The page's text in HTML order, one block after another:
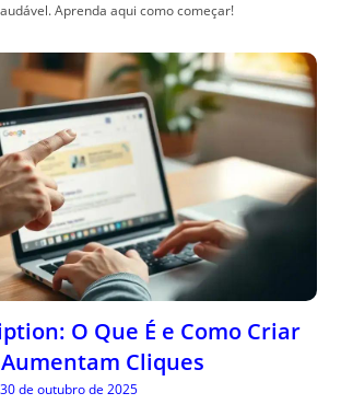
Aprenda aqui como começar!
O Que É e Como Criar
Cliques
30 de outubro de 2025